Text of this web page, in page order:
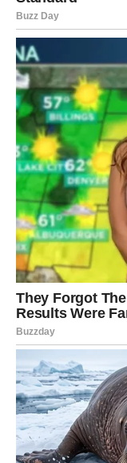
mogli imati osećaj
stalno „krpi“
zarada.
U februaru se
donose jednu
fokusiraju se na
ili prekidaju
Moguće su nove
konkretnu zaradu,
dodatni prihodi
aktivnosti ili
kreće da dolazi
Finansijska
te prati – dokle